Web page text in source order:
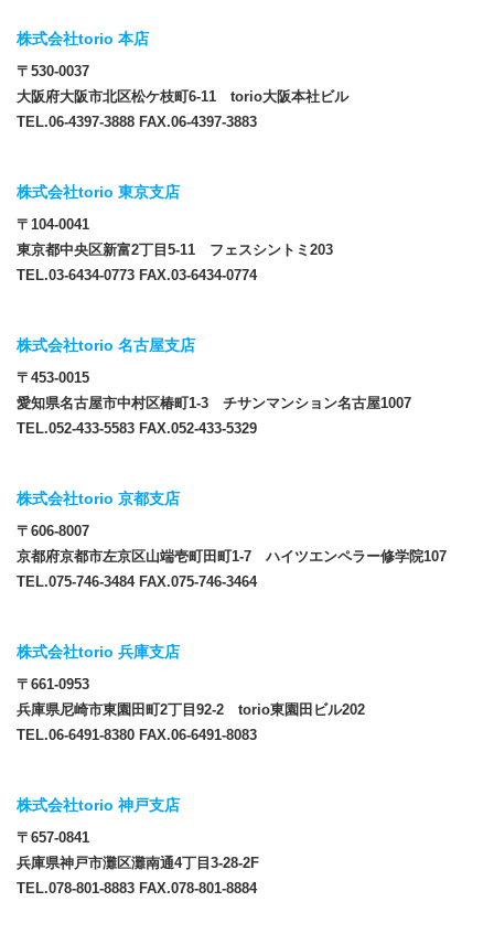
株式会社torio 本店
〒530-0037
大阪府大阪市北区松ケ枝町6-11 torio大阪本社ビル
TEL.06-4397-3888 FAX.06-4397-3883
株式会社torio 東京支店
〒104-0041
東京都中央区新富2丁目5-11 フェスシントミ203
TEL.03-6434-0773 FAX.03-6434-0774
株式会社torio 名古屋支店
〒453-0015
愛知県名古屋市中村区椿町1-3 チサンマンション名古屋1007
TEL.052-433-5583 FAX.052-433-5329
株式会社torio 京都支店
〒606-8007
京都府京都市左京区山端壱町田町1-7 ハイツエンペラー修学院107
TEL.075-746-3484 FAX.075-746-3464
株式会社torio 兵庫支店
〒661-0953
兵庫県尼崎市東園田町2丁目92-2 torio東園田ビル202
TEL.06-6491-8380 FAX.06-6491-8083
株式会社torio 神戸支店
〒657-0841
兵庫県神戸市灘区灘南通4丁目3-28-2F
TEL.078-801-8883 FAX.078-801-8884